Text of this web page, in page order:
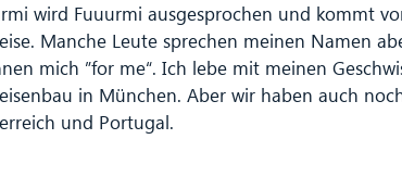
wird Fuuurmi ausgesprochen und kommt
Manche Leute sprechen meinen Namen
mich ”for me“. Ich lebe mit meinen
in München. Aber wir haben auch
und Portugal.